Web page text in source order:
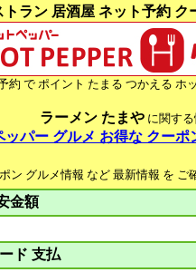
トラン 居酒屋 ネット予約 ク
約 で ポイント たまる つかえる ホ
ラーメン たまやに関する
ッパー グルメ お得な クーポ
ン グルメ情報 など 最新情報 を ご
金額
ド 支払